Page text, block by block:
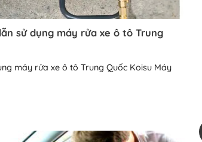
sử dụng máy rửa xe ô tô Trung
máy rửa xe ô tô Trung Quốc Koisu Máy